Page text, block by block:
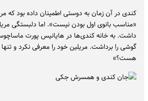
کندی در آن زمان به دوستی اطمینان داده بود که
«مناسب بانوی اول بودن نیست». اما دلبستگی
داشت. به خانه کندی‌ها در هایانیس پورت
گوشی را برداشت. مریلین خود را معرفی نکرد و
هست؟»